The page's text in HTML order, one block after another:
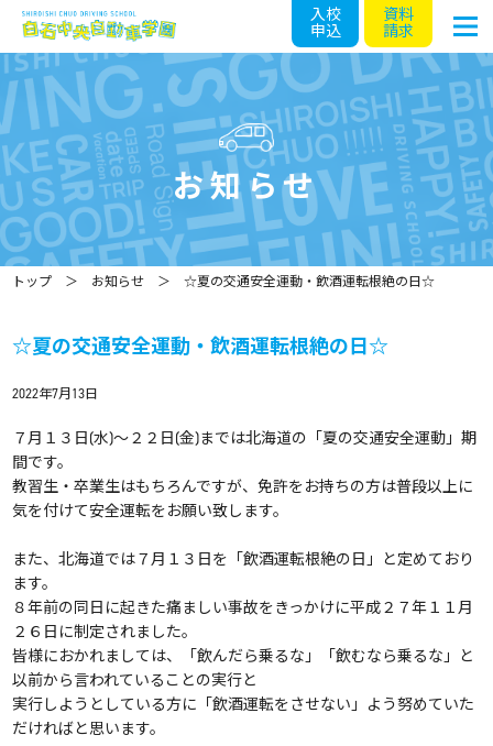
入校
申込
資料
請求
お知らせ
トップ お知らせ ☆夏の交通安全運動・飲酒運転根絶の日☆
☆夏の交通安全運動・飲酒運転根絶の日☆
2022年7月13日
７月１３日(水)～２２日(金)までは北海道の「夏の交通安全運動」期
間です。
教習生・卒業生はもちろんですが、免許をお持ちの方は普段以上に
気を付けて安全運転をお願い致します。
また、北海道では７月１３日を「飲酒運転根絶の日」と定めており
ます。
８年前の同日に起きた痛ましい事故をきっかけに平成２７年１１月
２６日に制定されました。
皆様におかれましては、「飲んだら乗るな」「飲むなら乗るな」と
以前から言われていることの実行と
実行しようとしている方に「飲酒運転をさせない」よう努めていた
だければと思います。